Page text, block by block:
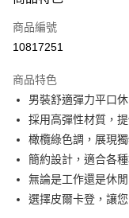
信用卡一次付款
超商取貨付款
Apple Pay
悠遊付
Google Pay
ATM付款
商品編號
10817251
商品特色
男裝舒適彈力平口
採用高彈性材質，
橄欖綠色調，展現
簡約設計，適合各
無論是工作還是休
選擇皮爾卡登，讓